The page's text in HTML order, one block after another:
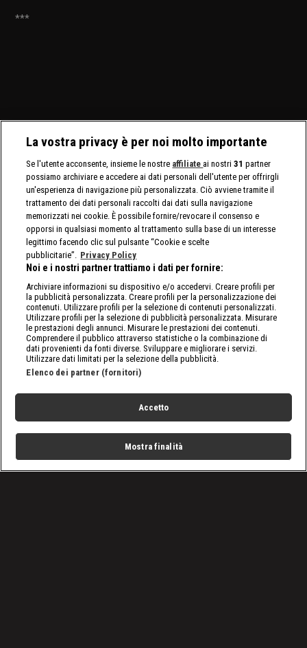
***
La vostra privacy è per noi molto importante
Se l'utente acconsente, insieme le nostre affiliate ai nostri31 partner
possiamo archiviare e accedere ai dati personali dell'utente per offrirgli
un'esperienza di navigazione più personalizzata. Ciò avviene tramite il
trattamento dei dati personali raccolti dai dati sulla navigazione
memorizzati nei cookie. È possibile fornire/revocare il consenso e
opporsi in qualsiasi momento al trattamento sulla base di un interesse
legittimo facendo clic sul pulsante “Cookie e scelte
pubblicitarie”. Privacy Policy
Noi e i nostri partner trattiamo i dati per fornire:
Archiviare informazioni su dispositivo e/o accedervi. Creare profili per
la pubblicità personalizzata. Creare profili per la personalizzazione dei
contenuti. Utilizzare profili per la selezione di contenuti personalizzati.
Utilizzare profili per la selezione di pubblicità personalizzata. Misurare
le prestazioni degli annunci. Misurare le prestazioni dei contenuti.
Comprendere il pubblico attraverso statistiche o la combinazione di
dati provenienti da fonti diverse. Sviluppare e migliorare i servizi.
Utilizzare dati limitati per la selezione della pubblicità.
Elenco dei partner (fornitori)
Accetto
Mostra finalità